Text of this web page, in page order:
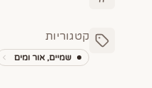
קטגוריות
שמיים, אור ומים